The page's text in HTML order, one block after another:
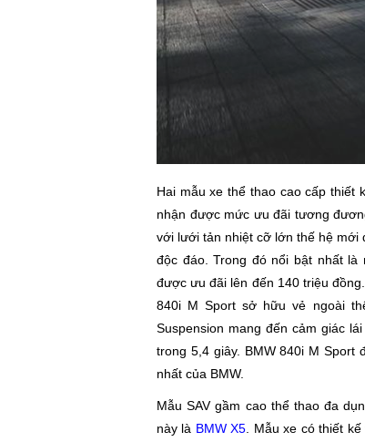
Hai mẫu xe thể thao cao cấp thiết
nhận được mức ưu đãi tương
với lưới tản nhiệt cỡ lớn thế hệ mới
độc đáo. Trong đó nổi bật nhất là
được ưu đãi lên đến 140 triệu
840i M Sport sở hữu vẻ ngoài
Suspension mang đến cảm giác
trong 5,4 giây. BMW 840i M
nhất của BMW.
Mẫu SAV gầm cao thể thao đa
này là BMW X5. Mẫu xe có thiết